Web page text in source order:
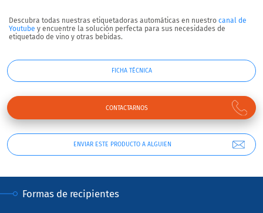
Descubra todas nuestras etiquetadoras automáticas en nuestro canal de
Youtube y encuentre la solución perfecta para sus necesidades de
etiquetado de vino y otras bebidas.
ENVIAR ESTE PRODUCTO A ALGUIEN
FICHA TÉCNICA
CONTACTARNOS
Formas de recipientes